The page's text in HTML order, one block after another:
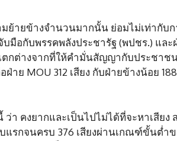
มย้ายข้างจำนวนมากนั้น ย่อมไม่เท่ากับ
มือกับพรรคพลังประชารัฐ (พปชร.) และ
ตกต่างจากที่ให้คำมั่นสัญญากับประชาช
ย MOU 312 เสียง กับฝ่ายข้างน้อย 188
า คงยากและเป็นไปไม่ได้ที่จะหาเสียง
บแรกจนครบ 376 เสียงผ่านเกณฑ์ขั้นต่ำ